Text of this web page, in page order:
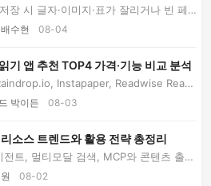
장 시 글자·이미지·표가 잘리거나 빈 페
인을 진단하고, 브라우저 설정...
수현 08-04
기 앱 추천 TOP4 가격·기능 비교 분석
Instapaper, Readwise Read
가격과 검색·오프라인·하이라이...
박이든 08-03
소스 트렌드와 활용 전략 총정리
트, 멀티모달 검색, MCP와 콘텐츠 출처
을 어떻게 바꾸는지 분석하고 ...
08-02